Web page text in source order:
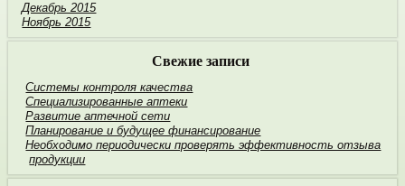
Декабрь 2015
Ноябрь 2015
Свежие записи
Системы контроля качества
Специализированные аптеки
Развитие аптечной сети
Планирование и будущее финан­сирование
Необходимо пери­одически проверять эффективность отзыва
продукции